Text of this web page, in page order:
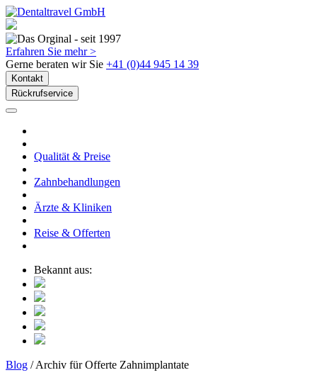
Erfahren Sie mehr >
Gerne beraten wir Sie +41 (0)44 945 14 39
Kontakt
Rückrufservice
Qualität & Preise
Zahnbehandlungen
Ärzte & Kliniken
Reise & Offerten
Bekannt aus:
Blog / Archiv für Offerte Zahnimplantate